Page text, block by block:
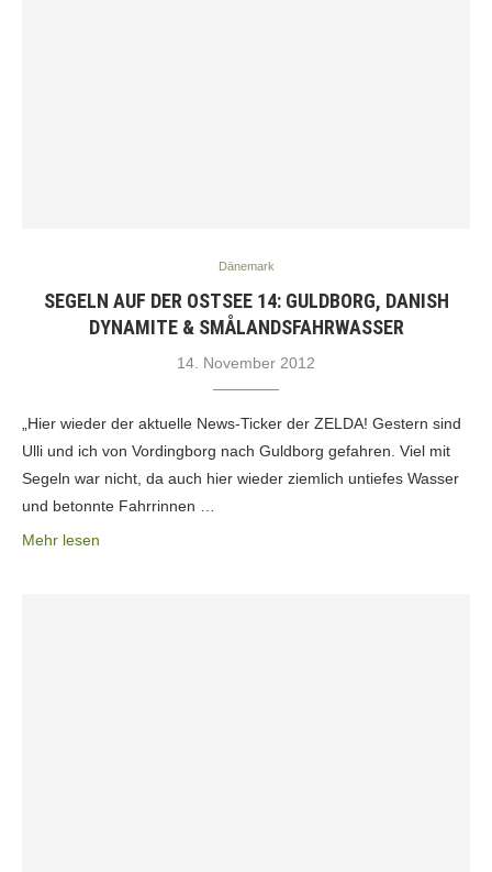
Dänemark
SEGELN AUF DER OSTSEE 14: GULDBORG, DANISH
DYNAMITE & SMÅLANDSFAHRWASSER
14. November 2012
„Hier wieder der aktuelle News-Ticker der ZELDA! Gestern sind
Ulli und ich von Vordingborg nach Guldborg gefahren. Viel mit
Segeln war nicht, da auch hier wieder ziemlich untiefes Wasser
und betonnte Fahrrinnen …
Mehr lesen